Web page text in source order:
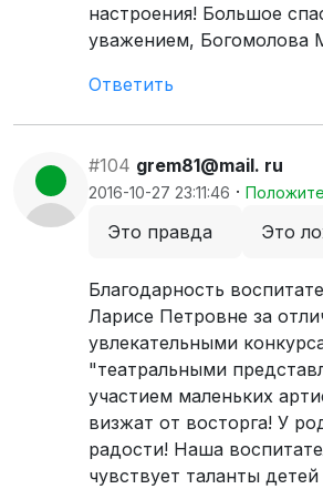
настроения! Большое
уважением, Богомолова
Ответить
#104 grem81@mail. ru
2016-10-27 23:11:46 ·
Это правда Это
Благодарность
Ларисе Петровне за
увлекательными
"театральными
участием маленьких
визжат от восторга! У
радости! Наша
чувствует таланты